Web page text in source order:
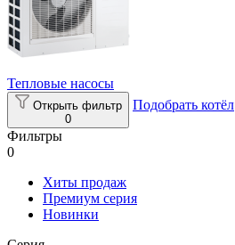
Тепловые насосы
Открыть фильтр
0
Подобрать котёл
Фильтры
0
Хиты продаж
Премиум серия
Новинки